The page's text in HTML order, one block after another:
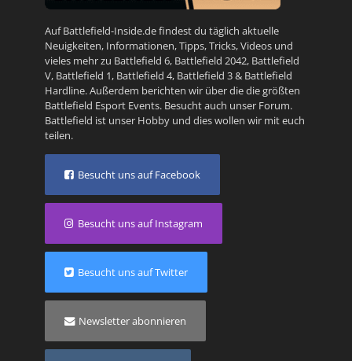
Auf Battlefield-Inside.de findest du täglich aktuelle
Neuigkeiten, Informationen, Tipps, Tricks, Videos und
vieles mehr zu Battlefield 6, Battlefield 2042, Battlefield
V, Battlefield 1, Battlefield 4, Battlefield 3& Battlefield
Hardline. Außerdem berichten wir über die die größten
Battlefield Esport Events. Besucht auch unser Forum.
Battlefield ist unser Hobby und dies wollen wir mit euch
teilen.
Besucht uns auf Facebook
Besucht uns auf Instagram
Besucht uns auf Twitter
Newsletter abonnieren